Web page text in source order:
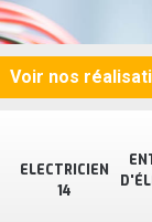
ELECTRICIEN
14
Voir nos